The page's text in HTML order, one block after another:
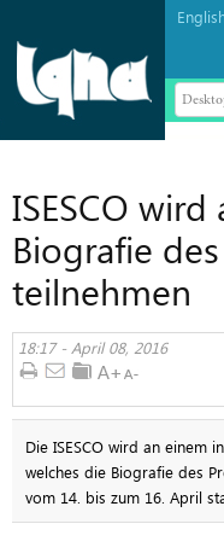
ISESCO
Biografie
teilnehmen
18:17 - April 08, 2016
Die ISESCO wird an einem
welches die Biografie des
vom 14. bis zum 16. April